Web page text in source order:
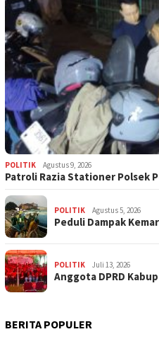
POLITIK Agustus 9, 2026
Patroli Razia Stationer Polsek
POLITIK Agustus 5, 2026
‎Peduli Dampak
POLITIK Juli 13, 2026
Anggota DPRD
BERITA POPULER